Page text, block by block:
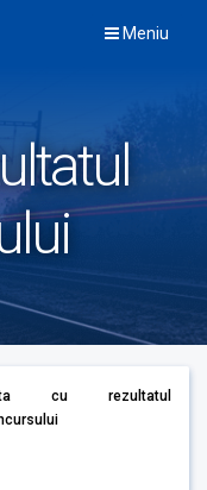
Meniu
cu rezultatul